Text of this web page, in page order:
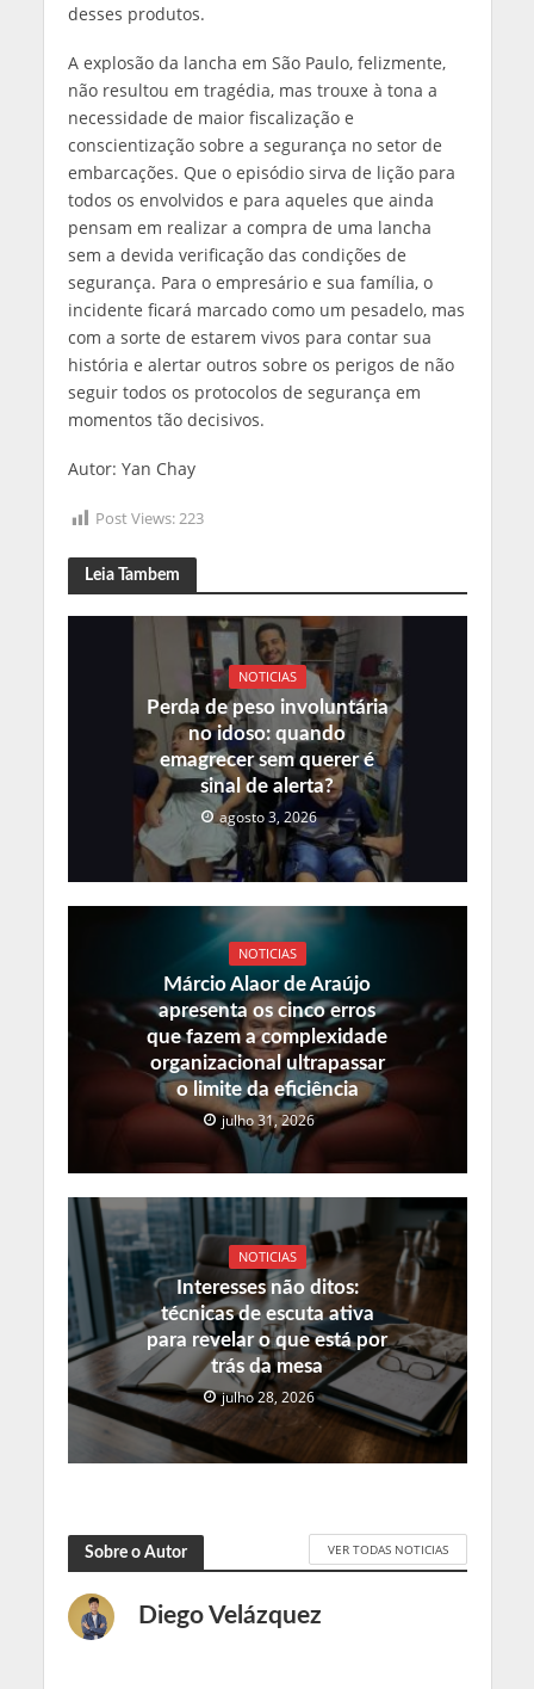
desses produtos.
A explosão da lancha em São Paulo, felizmente,
não resultou em tragédia, mas trouxe à tona a
necessidade de maior fiscalização e
conscientização sobre a segurança no setor de
embarcações. Que o episódio sirva de lição para
todos os envolvidos e para aqueles que ainda
pensam em realizar a compra de uma lancha
sem a devida verificação das condições de
segurança. Para o empresário e sua família, o
incidente ficará marcado como um pesadelo, mas
com a sorte de estarem vivos para contar sua
história e alertar outros sobre os perigos de não
seguir todos os protocolos de segurança em
momentos tão decisivos.
Autor: Yan Chay
Post Views: 223
Leia Tambem
NOTICIAS
Perda de peso involuntária
no idoso: quando
emagrecer sem querer é
sinal de alerta?
agosto 3, 2026
NOTICIAS
Márcio Alaor de Araújo
apresenta os cinco erros
que fazem a complexidade
organizacional ultrapassar
o limite da eficiência
julho 31, 2026
NOTICIAS
Interesses não ditos:
técnicas de escuta ativa
para revelar o que está por
trás da mesa
julho 28, 2026
Sobre o Autor VER TODAS NOTICIAS
Diego Velázquez